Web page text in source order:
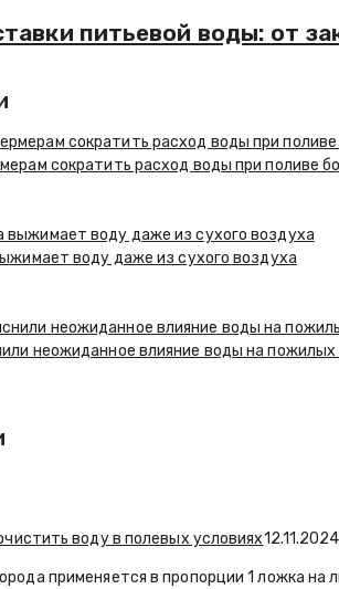
питьевой воды: от
сократить расход воды при поливе
воду даже из сухого воздуха
неожиданное влияние воды на
воду в полевых условиях12.11.2024
применяется в пропорции 1 ложка